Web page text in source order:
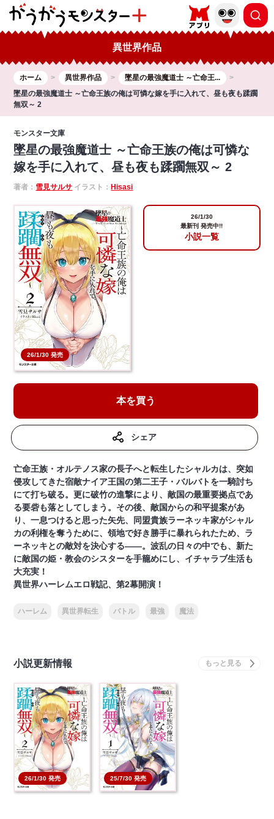
異世界作品
ホーム 異世界作品
墜星の最強魔道士 ～亡命王...
墜星の最強魔道士 ～亡命王族の俺は可憐な嫁を手に入れて、昼も夜も蹂躙
無双～ 2
モンスター文庫
墜星の最強魔道士 ～亡命王族の俺は可憐な
嫁を手に入れて、昼も夜も蹂躙無双～ 2
著者： 雪見サルサ イラスト： Hisasi
26/1/30 発売
26/1/30
最新刊 発売中!!
小説一覧
本を買う
シェア
亡命王族・オルテノス家の長子へと転生したシャルカは、突如
侵攻してきた宿敵ナイア王国の第二王子・バルバトを一騎討ち
にて打ち破る。更に破竹の進撃により、敵国の最重要拠点であ
る要砦も落としてしまう。その後、敵国からの和平提案があ
り、一息つけると思った矢先、同盟貴族ラーネッキ家がシャル
カの利権を奪うために、領地で好き勝手に暴れられたため、ラ
ーネッキとの敵対を決心する――。波乱の日々の中でも、新た
に敵国の姫・教会のシスターを手籠めにし、イチャラブ生活も
大充実！
異世界ハーレムエロ戦記、第2幕開演！
ハーレム 異世界転生 バトル 最強 魔法
小説更新情報
26/1/30 発売 25/7/30 発売